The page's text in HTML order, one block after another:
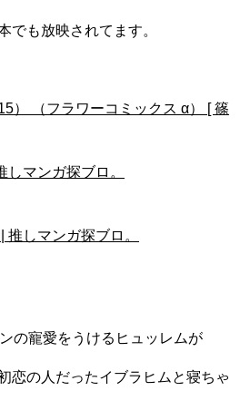
でも放映されてます。
） （フラワーコミックス α） [ 篠
マンガ探ブロ。
しマンガ探ブロ。
の寵愛をうけるヒュッレムが
恋の人だったイブラヒムと寝ちゃ